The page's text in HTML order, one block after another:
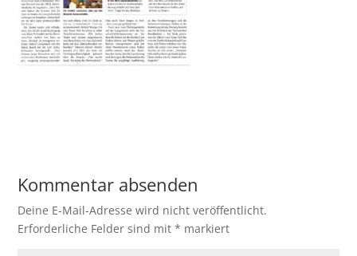
Kommentar absenden
Deine E-Mail-Adresse wird nicht veröffentlicht.
Erforderliche Felder sind mit* markiert